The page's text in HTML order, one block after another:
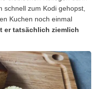
schnell zum Kodi gehopst,
Kuchen noch einmal
er tatsächlich ziemlich